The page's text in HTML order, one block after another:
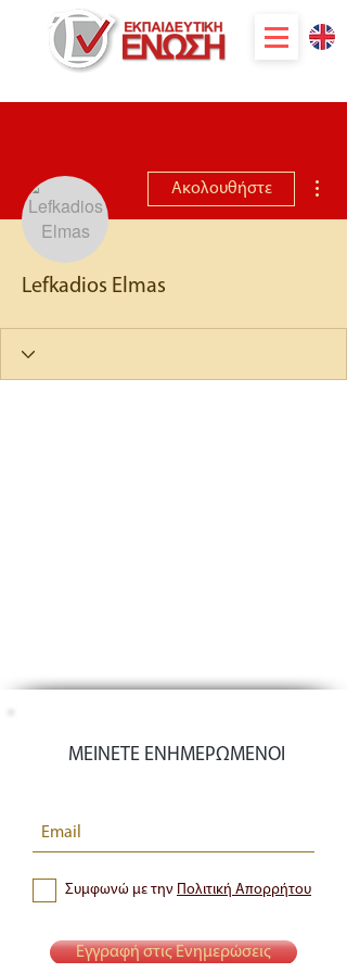
Ακολουθήστε
Lefkadios Elmas
ΜΕΙΝΕΤΕ ΕΝΗΜΕΡΩΜΕΝΟΙ
Συμφωνώ με την Πολιτική Απορρήτου
Εγγραφή στις Ενημερώσεις